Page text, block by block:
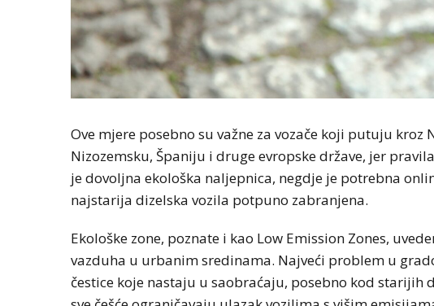
Ove mjere posebno su važne za vozače koji putuju
Nizozemsku, Španiju i druge evropske države, jer
je dovoljna ekološka naljepnica, negdje je potrebna
najstarija dizelska vozila potpuno zabranjena.
Ekološke zone, poznate i kao Low Emission Zones,
vazduha u urbanim sredinama. Najveći problem u
čestice koje nastaju u saobraćaju, posebno kod starijih